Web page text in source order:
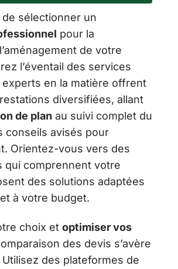
de sélectionner un
pour la
de votre
l’éventail des services
en la matière offrent
diversifiées, allant
de plan au suivi complet du
conseils avisés pour
Orientez-vous vers des
qui comprennent votre
des solutions adaptées
à votre budget.
choix et optimiser vos
des devis s’avère
des plateformes de